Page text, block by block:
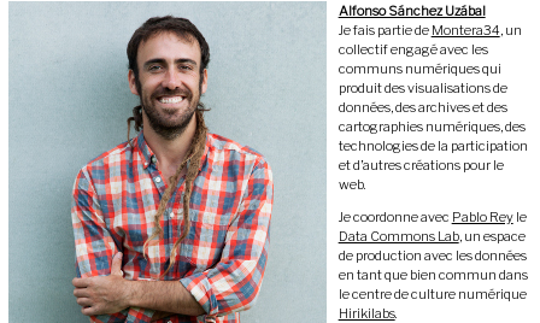
Alfonso Sánchez Uzábal
Je fais partie de Montera34 , un
collectif engagé avec les
communs numériques qui
produit des visualisations de
données, des archives et des
cartographies numériques, des
technologies de la participation
et d’autres créations pour le
web.
Je coordonne avec Pablo Reyle
Data Commons Lab, un espace
de production avec les données
en tant que bien commun dans
le centre de culture numérique
Hirikilabs.